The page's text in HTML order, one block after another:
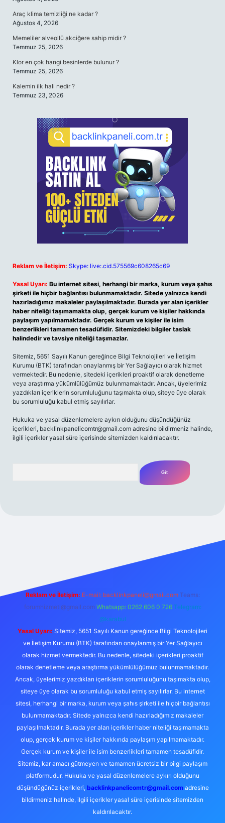
Araç klima temizliği ne kadar ?
Ağustos 4, 2026
Memeliler alveollü akciğere sahip midir ?
Temmuz 25, 2026
Klor en çok hangi besinlerde bulunur ?
Temmuz 25, 2026
Kalemin ilk hali nedir ?
Temmuz 23, 2026
Reklam ve İletişim: Skype: live:.cid.575569c608265c69
Yasal Uyarı: Bu internet sitesi, herhangi bir marka, kurum veya şahıs
şirketi ile hiçbir bağlantısı bulunmamaktadır. Sitede yalnızca kendi
hazırladığımız makaleler paylaşılmaktadır. Burada yer alan içerikler
haber niteliği taşımamakta olup, gerçek kurum ve kişiler hakkında
paylaşım yapılmamaktadır. Gerçek kurum ve kişiler ile isim
benzerlikleri tamamen tesadüfidir. Sitemizdeki bilgiler taslak
halindedir ve tavsiye niteliği taşımazlar.
Sitemiz, 5651 Sayılı Kanun gereğince Bilgi Teknolojileri ve İletişim
Kurumu (BTK) tarafından onaylanmış bir Yer Sağlayıcı olarak hizmet
vermektedir. Bu nedenle, sitedeki içerikleri proaktif olarak denetleme
veya araştırma yükümlülüğümüz bulunmamaktadır. Ancak, üyelerimiz
yazdıkları içeriklerin sorumluluğunu taşımakta olup, siteye üye olarak
bu sorumluluğu kabul etmiş sayılırlar.
Hukuka ve yasal düzenlemelere aykırı olduğunu düşündüğünüz
içerikleri, backlinkpanelicomtr@gmail.com adresine bildirmeniz halinde,
ilgili içerikler yasal süre içerisinde sitemizden kaldırılacaktır.
m elexbet
Reklam ve İletişim: E-mail: backlinkpaneli@gmail.com Teams:
forumhizmeti@gmail.com Whatsapp: 0262 606 0 726 Telegram:
@karabul
Yasal Uyarı: Sitemiz, 5651 Sayılı Kanun gereğince Bilgi Teknolojileri
ve İletişim Kurumu (BTK) tarafından onaylanmış bir Yer Sağlayıcı
olarak hizmet vermektedir. Bu nedenle, sitedeki içerikleri proaktif
olarak denetleme veya araştırma yükümlülüğümüz bulunmamaktadır.
Ancak, üyelerimiz yazdıkları içeriklerin sorumluluğunu taşımakta olup,
siteye üye olarak bu sorumluluğu kabul etmiş sayılırlar. Bu internet
sitesi, herhangi bir marka, kurum veya şahıs şirketi ile hiçbir bağlantısı
bulunmamaktadır. Sitede yalnızca kendi hazırladığımız makaleler
paylaşılmaktadır. Burada yer alan içerikler haber niteliği taşımamakta
olup, gerçek kurum ve kişiler hakkında paylaşım yapılmamaktadır.
Gerçek kurum ve kişiler ile isim benzerlikleri tamamen tesadüfidir.
Sitemiz, kar amacı gütmeyen ve tamamen ücretsiz bir bilgi paylaşım
platformudur. Hukuka ve yasal düzenlemelere aykırı olduğunu
düşündüğünüz içerikleri, backlinkpanelicomtr@gmail.comadresine
bildirmeniz halinde, ilgili içerikler yasal süre içerisinde sitemizden
kaldırılacaktır.